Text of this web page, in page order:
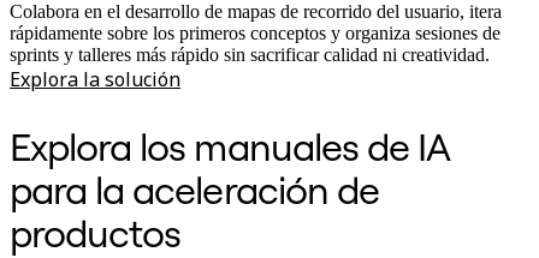
Colabora en el desarrollo de mapas de recorrido del usuario, itera
rápidamente sobre los primeros conceptos y organiza sesiones de
sprints y talleres más rápido sin sacrificar calidad ni creatividad.
Explora la solución
Explora los manuales de IA
para la aceleración de
productos